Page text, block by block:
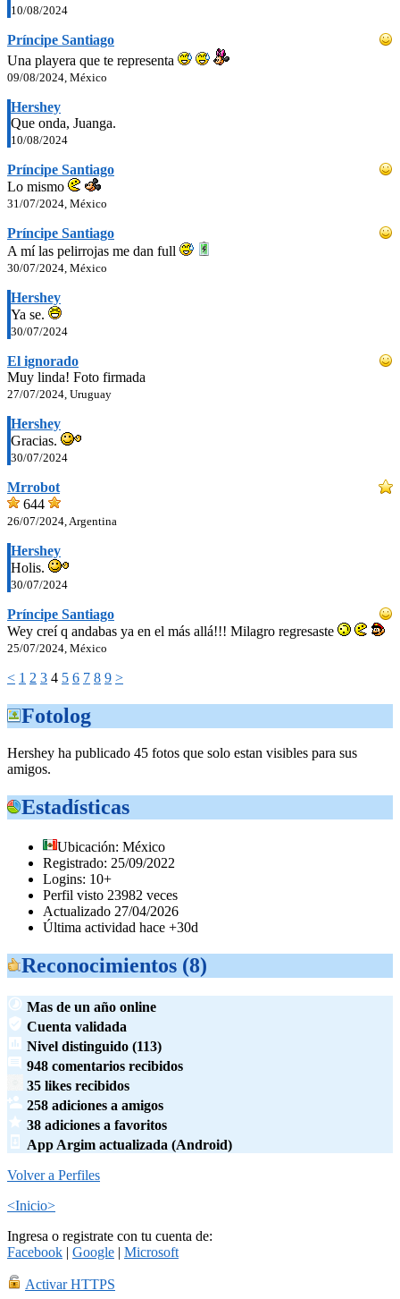
10/08/2024
Príncipe Santiago
Una playera que te representa
09/08/2024, México
Hershey
Que onda, Juanga.
10/08/2024
Príncipe Santiago
Lo mismo
31/07/2024, México
Príncipe Santiago
A mí las pelirrojas me dan full
30/07/2024, México
Hershey
Ya se.
30/07/2024
El ignorado
Muy linda! Foto firmada
27/07/2024, Uruguay
Hershey
Gracias.
30/07/2024
Mrrobot
644
26/07/2024, Argentina
Hershey
Holis.
30/07/2024
Príncipe Santiago
Wey creí q andabas ya en el más allá!!! Milagro regresaste
25/07/2024, México
< 1 2 3 4 5 6 7 8 9 >
Fotolog
Hershey ha publicado 45 fotos que solo estan visibles para sus
amigos.
Estadísticas
Ubicación: México
Registrado: 25/09/2022
Logins: 10+
Perfil visto 23982 veces
Actualizado 27/04/2026
Última actividad hace +30d
Reconocimientos (8)
Mas de un año online
Cuenta validada
Nivel distinguido (113)
948 comentarios recibidos
35 likes recibidos
258 adiciones a amigos
38 adiciones a favoritos
App Argim actualizada (Android)
Volver a Perfiles
<Inicio>
Ingresa o registrate con tu cuenta de:
Facebook | Google | Microsoft
Activar HTTPS